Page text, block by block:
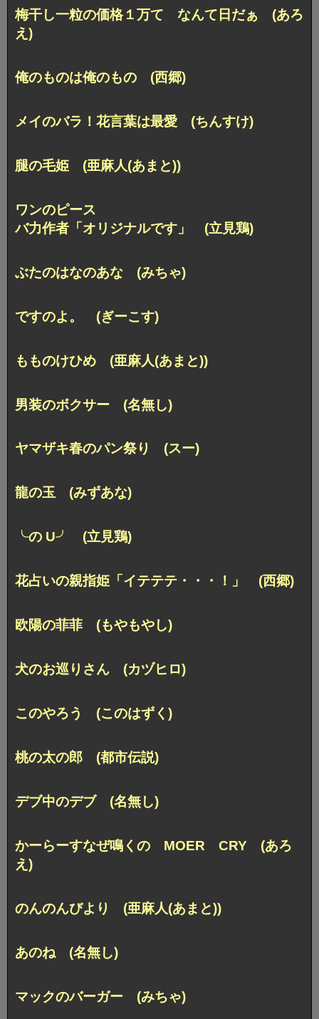
梅干し一粒の価格１万て なんて日だぁ (あろ
え)
俺のものは俺のもの (西郷)
メイのバラ！花言葉は最愛 (ちんすけ)
腿の毛姫 (亜麻人(あまと))
ワンのピース
バ力作者「オリジナルです」 (立見鶏)
ぶたのはなのあな (みちゃ)
ですのよ。 (ぎーこす)
もものけひめ (亜麻人(あまと))
男装のボクサー (名無し)
ヤマザキ春のパン祭り (スー)
龍の玉 (みずあな)
╰の U╯ (立見鶏)
花占いの親指姫「イテテテ・・・！」 (西郷)
欧陽の菲菲 (もやもやし)
犬のお巡りさん (カヅヒロ)
このやろう (このはずく)
桃の太の郎 (都市伝説)
デブ中のデブ (名無し)
かーらーすなぜ鳴くの MOER CRY (あろ
え)
のんのんびより (亜麻人(あまと))
あのね (名無し)
マックのバーガー (みちゃ)